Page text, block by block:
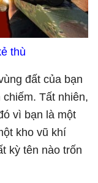
thù
đất của bạn
Tất nhiên,
vì bạn là một
kho vũ khí
kỳ tên nào trốn